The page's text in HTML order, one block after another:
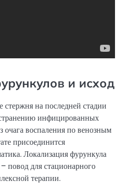
и исход
стержня на последней стадии
инфицированных
очага воспаления по венозным
присоединится
Локализация фурункула
повод для стационарного
терапии.